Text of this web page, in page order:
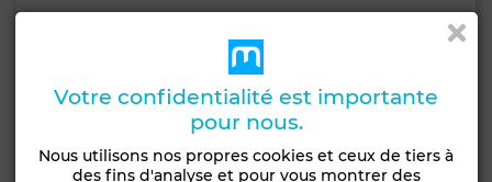
700 000 DH
Votre confidentialité est importante
pour nous.
Nous utilisons nos propres cookies et ceux de tiers à
des fins d'analyse et pour vous montrer des